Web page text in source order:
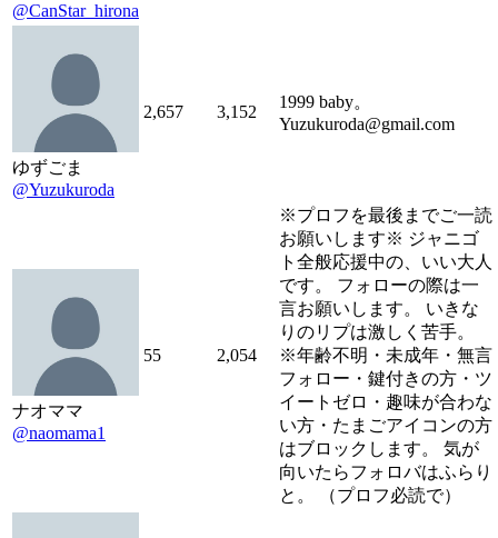
@CanStar_hirona
ゆずごま
@Yuzukuroda
2,657 3,152
1999 baby。
Yuzukuroda@gmail.com
ナオママ
@naomama1
55 2,054
※プロフを最後までご一読
お願いします※ ジャニゴ
ト全般応援中の、いい大人
です。 フォローの際は一
言お願いします。 いきな
りのリプは激しく苦手。
※年齢不明・未成年・無言
フォロー・鍵付きの方・ツ
イートゼロ・趣味が合わな
い方・たまごアイコンの方
はブロックします。 気が
向いたらフォロバはふらり
と。 （プロフ必読で）